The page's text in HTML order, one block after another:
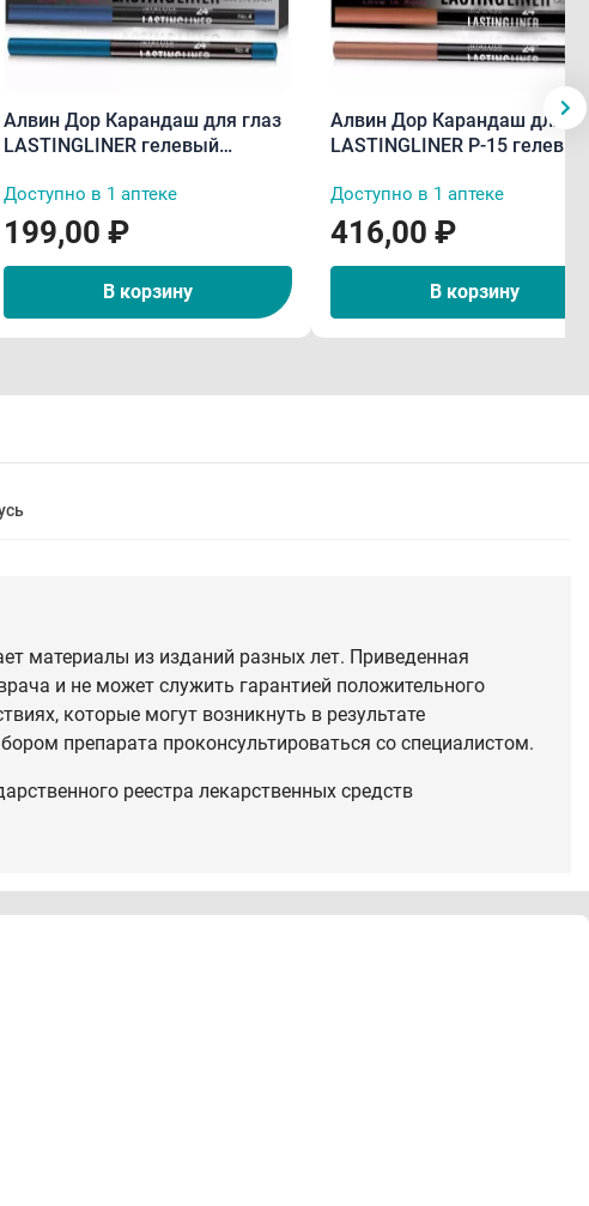
Алвин Дор Карандаш для глаз
LASTINGLINER гелевый
Доступно в 1 аптеке
199,00 ₽
В корзину
Алвин Дор Карандаш для
LASTINGLINER P-15 гелевый
0,29 г
Доступно в 1 аптеке
416,00 ₽
В корзину
материалы из изданий разных лет. Приведенная
и не может служить гарантией положительного
которые могут возникнуть в результате
препарата проконсультироваться со специалистом.
реестра лекарственных средств